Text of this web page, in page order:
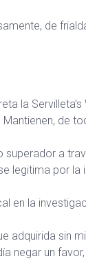
de
la Servilleta’s
de
superador a
legitima por la
en la
adquirida sin
negar un